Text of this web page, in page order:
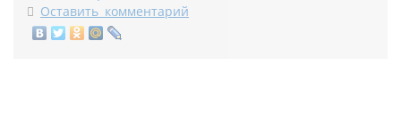
Оставить комментарий